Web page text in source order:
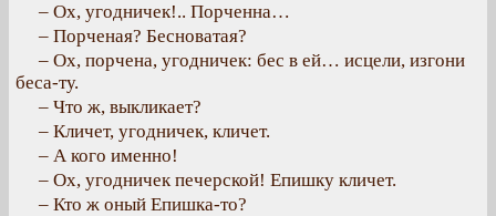
– Ох, угодничек!.. Порченна…
– Порченая? Бесноватая?
– Ох, порчена, угодничек: бес в ей… исцели, изгони
беса-ту.
– Что ж, выкликает?
– Кличет, угодничек, кличет.
– А кого именно!
– Ох, угодничек печерской! Епишку кличет.
– Кто ж оный Епишка-то?